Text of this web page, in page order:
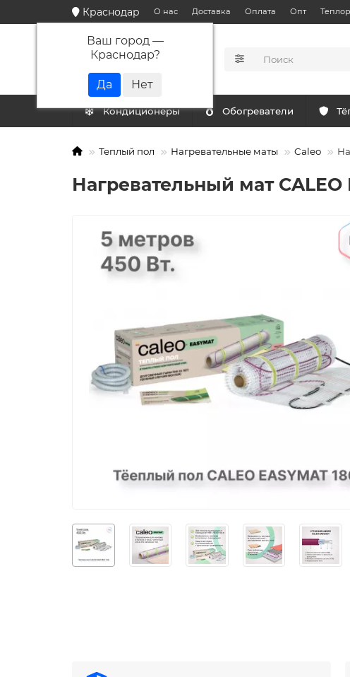
Краснодар
Ваш город —
Краснодар?
О нас Доставка Оплата Опт
КАТАЛОГ
Кондиционеры Обогреватели
Теплый пол Нагревательные маты Caleo
Нагревательный мат CALEO